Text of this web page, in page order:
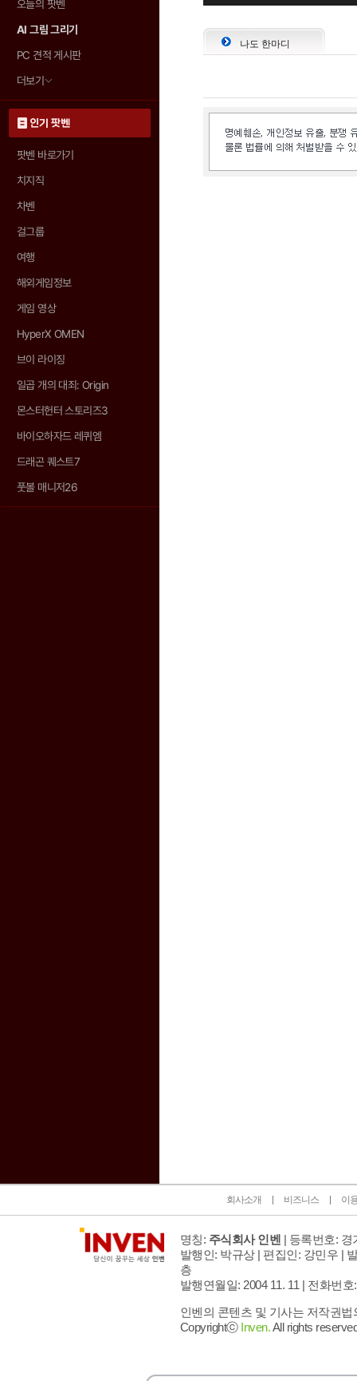
오늘의 팟벤
AI 그림 그리기
PC 견적 게시판
더보기
인기 팟벤
팟벤 바로가기
치지직
차벤
걸그룹
여행
해외게임정보
게임 영상
HyperX OMEN
브이 라이징
일곱 개의 대죄: Origin
몬스터헌터 스토리즈3
바이오하자드 레퀴엠
드래곤 퀘스트7
풋볼 매니저26
나도 한마디
회사소개 비즈니스 이
명칭: 주식회사 인벤 | 등록번호: 경
발행인: 박규상 | 편집인: 강민우 |
층
발행연월일: 2004 11. 11 | 전화번호
인벤의 콘텐츠 및 기사는 저작권
Copyrightⓒ Inven.All rights